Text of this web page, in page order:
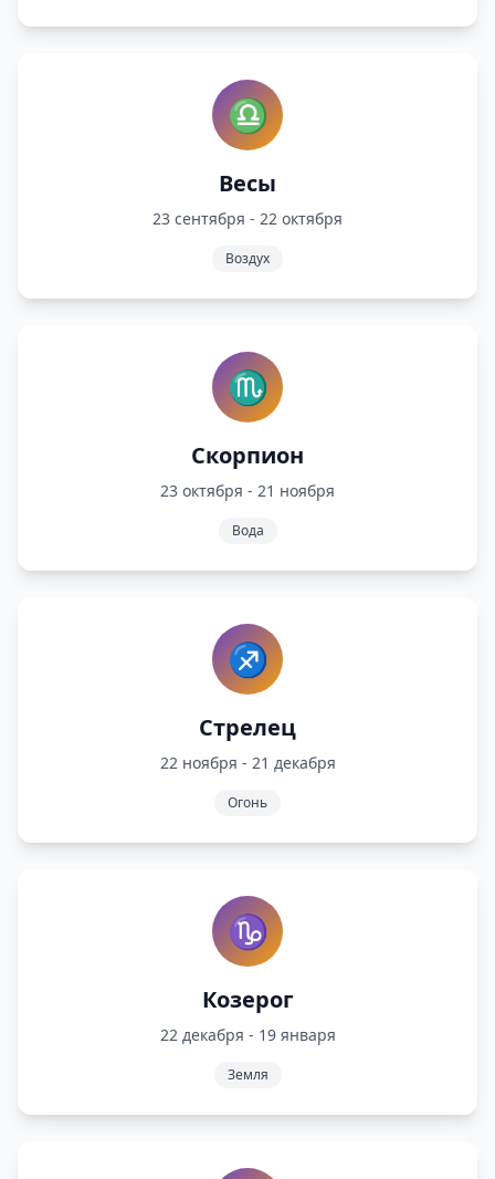
♎
Весы
23 сентября - 22 октября
Воздух
♏
Скорпион
23 октября - 21 ноября
Вода
♐
Стрелец
22 ноября - 21 декабря
Огонь
♑
Козерог
22 декабря - 19 января
Земля